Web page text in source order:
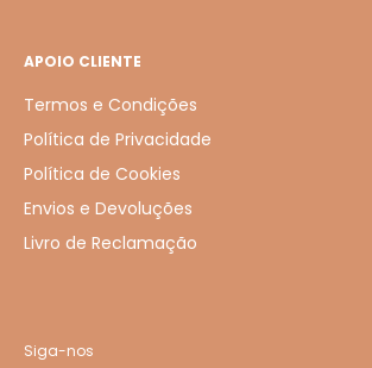
APOIO CLIENTE
Termos e Condições
Política de Privacidade
Política de Cookies
Envios e Devoluções
Livro de Reclamação
Siga-nos